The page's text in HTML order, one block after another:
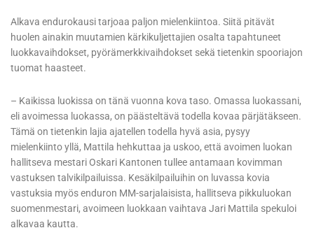
Alkava endurokausi tarjoaa paljon mielenkiintoa. Siitä pitävät
huolen ainakin muutamien kärkikuljettajien osalta tapahtuneet
luokkavaihdokset, pyörämerkkivaihdokset sekä tietenkin spooriajon
tuomat haasteet.
– Kaikissa luokissa on tänä vuonna kova taso. Omassa luokassani,
eli avoimessa luokassa, on päästeltävä todella kovaa pärjätäkseen.
Tämä on tietenkin lajia ajatellen todella hyvä asia, pysyy
mielenkiinto yllä, Mattila hehkuttaa ja uskoo, että avoimen luokan
hallitseva mestari Oskari Kantonen tullee antamaan kovimman
vastuksen talvikilpailuissa. Kesäkilpailuihin on luvassa kovia
vastuksia myös enduron MM-sarjalaisista, hallitseva pikkuluokan
suomenmestari, avoimeen luokkaan vaihtava Jari Mattila spekuloi
alkavaa kautta.